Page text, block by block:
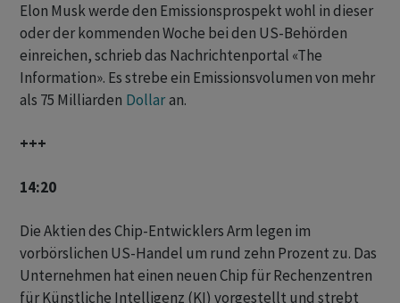
Elon Musk werde den Emissionsprospekt wohl in dieser
oder der kommenden Woche bei ‌den US-Behörden
einreichen, schrieb das Nachrichtenportal «The
Information». Es strebe ein Emissionsvolumen von mehr
‌als 75 Milliarden Dollaran.
+++
14:20
Die Aktien des Chip-Entwicklers Arm legen im
vorbörslichen US-Handel um ‌rund zehn ⁠Prozent zu. Das
Unternehmen hat einen neuen Chip für Rechenzentren
für Künstliche Intelligenz (KI) vorgestellt und ⁠strebt